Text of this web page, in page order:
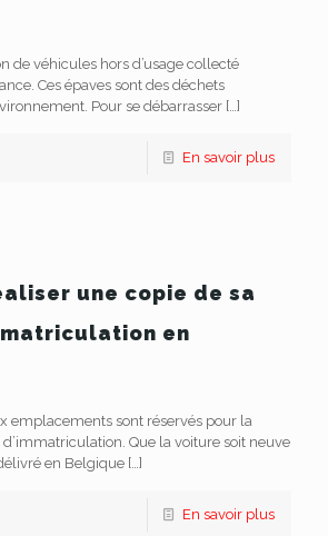
de véhicules hors d’usage collecté
Ces épaves sont des déchets
Pour se débarrasser […]
En savoir plus
une copie de sa
en
emplacements sont réservés pour la
Que la voiture soit neuve
en Belgique […]
En savoir plus